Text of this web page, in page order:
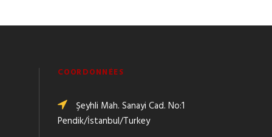
COORDONNÉES
Şeyhli Mah. Sanayi Cad. No:1
Pendik/İstanbul/Turkey